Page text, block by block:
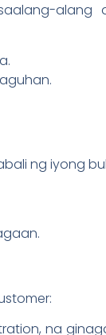
alang
ng iyong
na